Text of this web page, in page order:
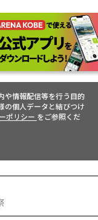
や情報配信等を行う目的
の個人データと結びつけ
ポリシー をご参照くだ